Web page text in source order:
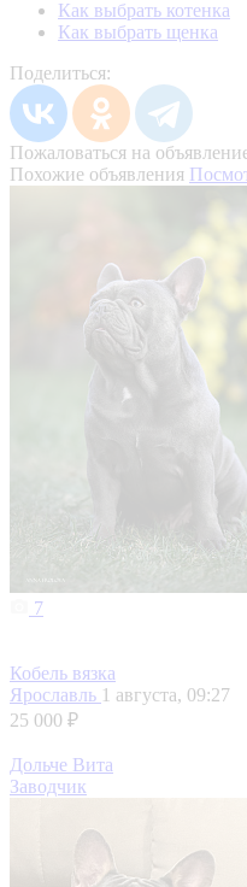
Как выбрать котенка
Как выбрать щенка
Поделиться:
Пожаловаться на
Похожие объявления
7
Кобель вязка
Ярославль 1 августа, 09:27
25 000 ₽
Дольче Вита
Заводчик